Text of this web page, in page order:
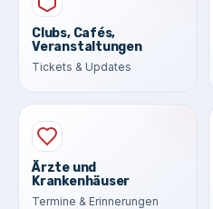
Clubs, Cafés,
Veranstaltungen
Tickets & Updates
Ärzte und
Krankenhäuser
Termine & Erinnerungen